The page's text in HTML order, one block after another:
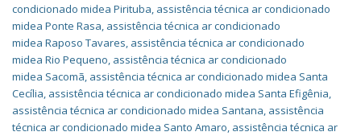
condicionado midea Pirituba, assistência técnica ar condicionado
midea Ponte Rasa, assistência técnica ar condicionado
midea Raposo Tavares, assistência técnica ar condicionado
midea Rio Pequeno, assistência técnica ar condicionado
midea Sacomã, assistência técnica ar condicionado midea Santa
Cecília, assistência técnica ar condicionado midea Santa Efigênia,
assistência técnica ar condicionado midea Santana, assistência
técnica ar condicionado midea Santo Amaro, assistência técnica ar